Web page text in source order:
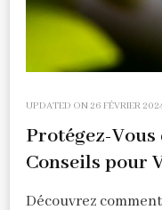
UPDATED ON26 FÉVRIER
Protégez-Vous
Conseils pour
Découvrez